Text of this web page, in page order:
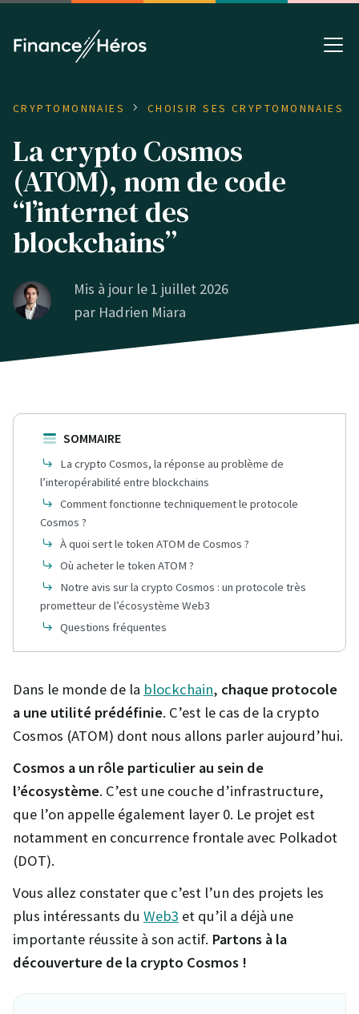
CRYPTOMONNAIES CHOISIR SES CRYPTOMONNAIES
La crypto Cosmos
(ATOM), nom de code
“l’internet des
blockchains”
Mis à jour le 1 juillet 2026
par Hadrien Miara
SOMMAIRE
La crypto Cosmos, la réponse au problème de
l’interopérabilité entre blockchains
Comment fonctionne techniquement le protocole
Cosmos ?
À quoi sert le token ATOM de Cosmos ?
Où acheter le token ATOM ?
Notre avis sur la crypto Cosmos : un protocole très
prometteur de l’écosystème Web3
Questions fréquentes
Dans le monde de la blockchain, chaque protocole
a une utilité prédéfinie. C’est le cas de la crypto
Cosmos (ATOM) dont nous allons parler aujourd’hui.
Cosmos a un rôle particulier au sein de
l’écosystème. C’est une couche d’infrastructure,
que l’on appelle également layer 0. Le projet est
notamment en concurrence frontale avec Polkadot
(DOT).
Vous allez constater que c’est l’un des projets les
plus intéressants du Web3 et qu’il a déjà une
importante réussite à son actif. Partons à la
découverture de la crypto Cosmos !